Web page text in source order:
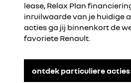
lease, Relax Plan
inruilwaarde van je huidige
acties ga jij binnenkort de
favoriete Renault.
ontdek particuliere acties